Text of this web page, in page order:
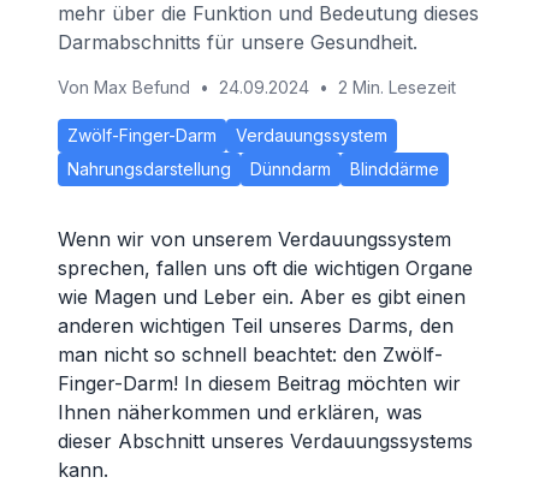
mehr über die Funktion und Bedeutung dieses
Darmabschnitts für unsere Gesundheit.
Von Max Befund • 24.09.2024 • 2 Min. Lesezeit
Zwölf-Finger-Darm
Verdauungssystem
Nahrungsdarstellung
Dünndarm Blinddärme
Wenn wir von unserem Verdauungssystem
sprechen, fallen uns oft die wichtigen Organe
wie Magen und Leber ein. Aber es gibt einen
anderen wichtigen Teil unseres Darms, den
man nicht so schnell beachtet: den Zwölf-
Finger-Darm! In diesem Beitrag möchten wir
Ihnen näherkommen und erklären, was
dieser Abschnitt unseres Verdauungssystems
kann.